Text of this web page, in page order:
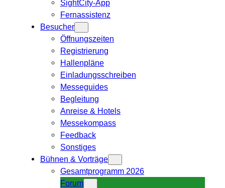
SightCity-App
Fernassistenz
Besucher
Öffnungszeiten
Registrierung
Hallenpläne
Einladungsschreiben
Messeguides
Begleitung
Anreise & Hotels
Messekompass
Feedback
Sonstiges
Bühnen & Vorträge
Gesamtprogramm 2026
Forum